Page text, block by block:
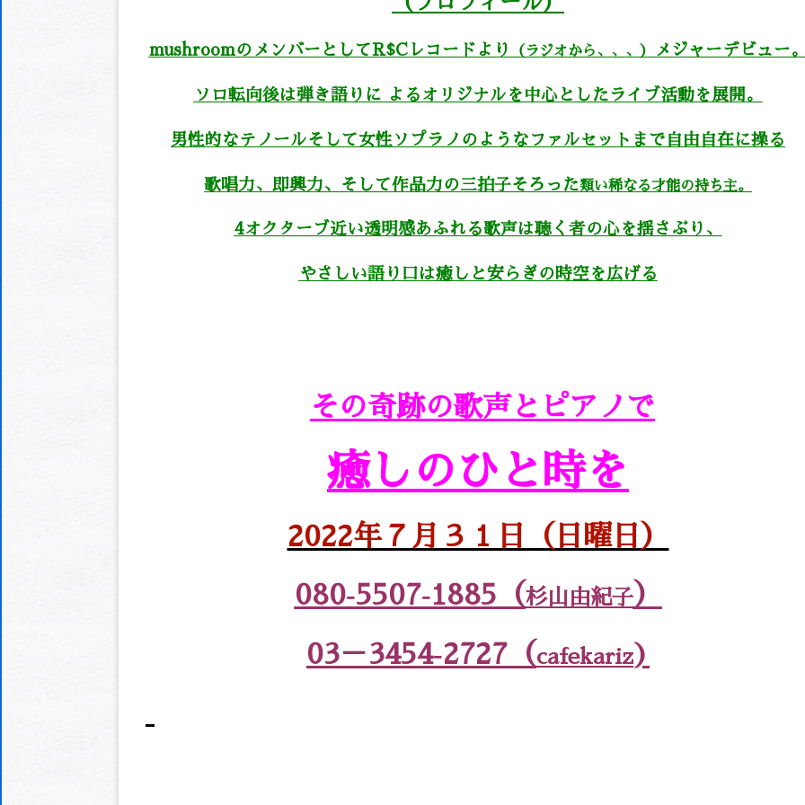
mushroomのメンバーとしてR$Cレコードより （ラジオから、、、） メジャーデビュー
ソロ転向後は弾き語りに よる オリジナルを中心としたライブ活動を展開。
男性的なテノールそして女性ソプラノのようなファルセットまで自由自在に操る
歌唱力、即興力、 そして作品力の三拍子そろった類い稀なる才能の持ち主。
4オクターブ近い透明感あふれる歌声は聴く者の心を揺さぶり、
やさしい語り口は癒しと安らぎの時空を広げる
その奇跡の歌声とピアノで
癒しのひと時を
2022年７月３１日（日曜日）
080‐5507‐1885（杉山由紀子）
03－3454‐2727（cafekariz)